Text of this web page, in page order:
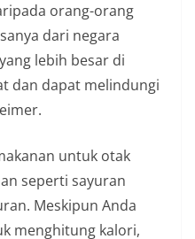
orang-orang
dari negara
lebih besar di
dan dapat melindungi
untuk otak
seperti sayuran
Meskipun Anda
menghitung kalori,